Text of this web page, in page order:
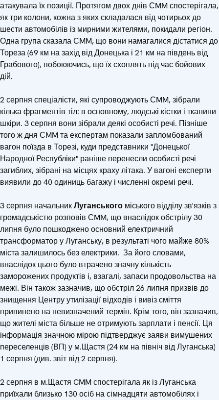
атакувала їх позиції. Протягом двох днів СMM спостерігала,
як три колони, кожна з яких складалася від чотирьох до
шести автомобілів із мирними жителями, покидали регіон.
Одна група сказала СMM, що вони намагалися дістатися до
Тореза (69 км на захід від Донецька і 21 км на південь від
Грабового), побоюючись, що їх схоплять під час бойових
дій.
2 серпня спеціалісти, які супроводжують СMM, зібрали
кілька фрагментів тіл: в основному, людські кістки і тканини
шкіри. 3 серпня вони зібрали деякі особисті речі. Пізніше
того ж дня СMM та експертам показали запломбований
вагон поїзда в Торезі, куди представники "Донецької
Народної Республіки" раніше перенесли особисті речі
загиблих, зібрані на місцях краху літака. У вагоні експерти
виявили до 40 одиниць багажу і численні окремі речі.
3 серпня начальникЛуганського міського відділу зв'язків з
громадськістю розповів СMM, що внаслідок обстрілу 30
липня було пошкоджено основний електричний
трансформатор у Луганську, в результаті чого майже 80%
міста залишилось без електрики. За його словами,
внаслідок цього було втрачено значну кількість
заморожених продуктів і, взагалі, запаси продовольства на
межі. Він також зазначив, що обстріл 26 липня призвів до
знищення Центру утилізації відходів і вивіз сміття
припинено на невизначений термін. Крім того, він зазначив,
що жителі міста більше не отримують зарплати і пенсії. Ця
інформація значною мірою підтверджує заяви вимушених
переселенців (ВП) у м.Щастя (24 км на північ від Луганська)
1 серпня (див. звіт від 2 серпня).
2 серпня в м.Щастя CMM спостерігала як із Луганська
приїхали близько 130 осіб на сімнадцяти автомобілях і